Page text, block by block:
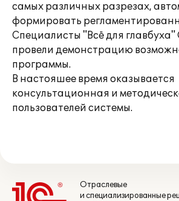
самых различных разрезах,
формировать
Специалисты "Всё для
провели демонстрацию
программы.
В настояшее время оказывается
консультационная и
пользователей системы.
Отраслевые
и специализированные